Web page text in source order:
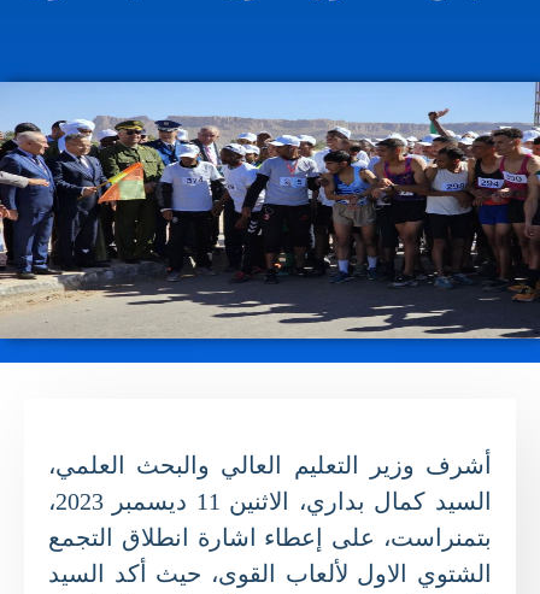
أشرف وزير التعليم العالي والبحث العلمي،
السيد كمال بداري، الاثنين 11 ديسمبر 2023،
بتمنراست، على إعطاء اشارة انطلاق التجمع
الشتوي الاول لألعاب القوى، حيث أكد السيد